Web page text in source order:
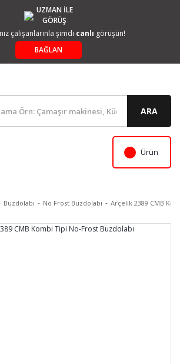
UZMAN İLE
GÖRÜŞ
çalışanlarınla şimdi canlı görüşün!
BAĞLAN
ARA
Ürün
Buzdolabı No Frost Buzdolabı Arçelik 2389 CMB